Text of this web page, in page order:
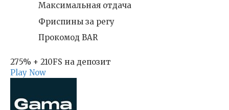
Максимальная отдача
Фриспины за регу
Прокомод BAR
275% + 210FS на депозит
Play Now